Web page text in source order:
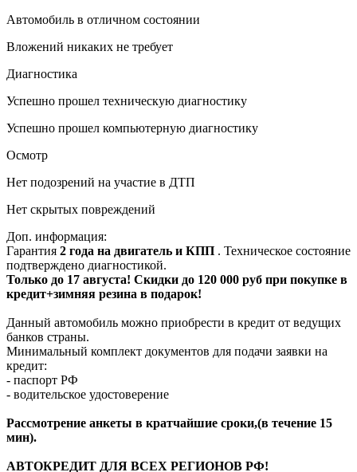
Автомобиль в отличном состоянии
Вложений никаких не требует
Диагностика
Успешно прошел техническую диагностику
Успешно прошел компьютерную диагностику
Осмотр
Нет подозрений на участие в ДТП
Нет скрытых повреждений
Доп. информация:
Гарантия 2 года на двигатель и КПП . Техническое состояние
подтверждено диагностикой.
Только до 17 августа! Скидки до 120 000 руб при покупке в
кредит+зимняя резина в подарок!
Данный автомобиль можно приобрести в кредит от ведущих
банков страны.
Минимальный комплект документов для подачи заявки на
кредит:
- паспорт РФ
- водительское удостоверение
Рассмотрение анкеты в кратчайшие сроки,(в течение 15
мин).
АВТОКРЕДИТ ДЛЯ ВСЕХ РЕГИОНОВ РФ!